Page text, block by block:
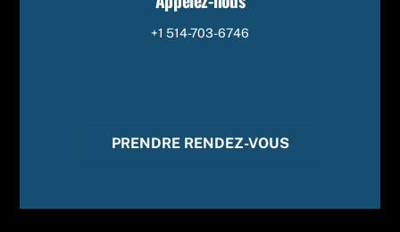
+1 514-703-6746
PRENDRE RENDEZ-VOUS